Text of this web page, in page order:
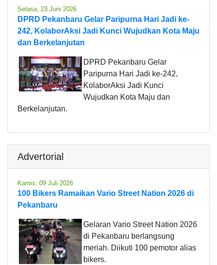
Selasa, 23 Juni 2026
DPRD Pekanbaru Gelar Paripurna Hari Jadi ke-
242, KolaborAksi Jadi Kunci Wujudkan Kota Maju
dan Berkelanjutan
DPRD Pekanbaru Gelar
Paripurna Hari Jadi ke-242,
KolaborAksi Jadi Kunci
Wujudkan Kota Maju dan
Berkelanjutan.
Advertorial
Kamis, 09 Juli 2026
100 Bikers Ramaikan Vario Street Nation 2026 di
Pekanbaru
Gelaran Vario Street Nation 2026
di Pekanbaru berlangsung
meriah. Diikuti 100 pemotor alias
bikers.